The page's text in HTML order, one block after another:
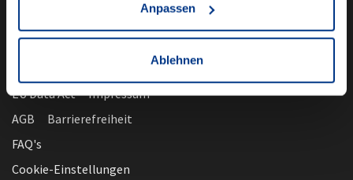
Anpassen
Ablehnen
EU Data Act
Impressum
AGB
Barrierefreiheit
FAQ's
Cookie-Einstellungen